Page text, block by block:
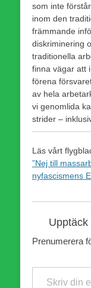
som inte
inom den
främmande
diskriminering
traditionella
finna vägar att
förena
av hela
vi genomlida
strider –
Läs vårt
”Nej till
nyfascismens
Prenumerera
Skriv din e-post …